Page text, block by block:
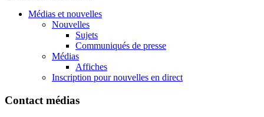
Médias et nouvelles
Nouvelles
Sujets
Communiqués de presse
Médias
Affiches
Inscription pour nouvelles en direct
Contact médias